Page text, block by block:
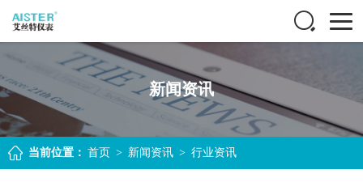
新闻资讯
当前位置： 首页 > 新闻资讯 > 行业资讯